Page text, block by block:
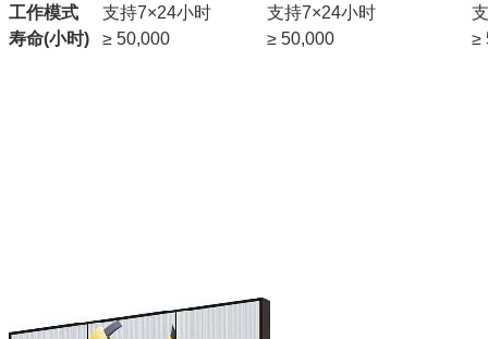
工作模式
支持7×24小时 支持7×24小时
寿命(小时)
≥ 50,000 ≥ 50,000 ≥